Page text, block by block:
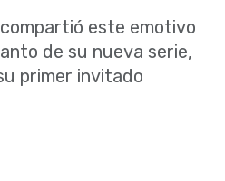
este emotivo
de su nueva serie,
primer invitado